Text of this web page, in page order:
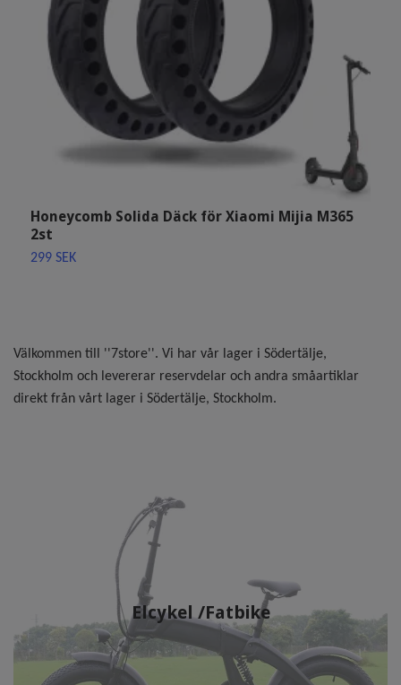
Välkommen till ''7store''. Vi har vår lager i Södertälje,
Stockholm och levererar reservdelar och andra småartiklar
direkt från vårt lager i Södertälje, Stockholm.
Elcykel /Fatbike
Honeycomb Solida Däck för Xiaomi Mijia M365
2st
299 SEK